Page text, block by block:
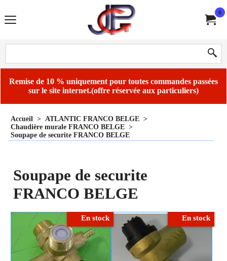
0
Remise de 10 % uniquement pour toutes commandes passées
sur le site internet.(offre réservée aux particuliers)
Accueil > ATLANTIC FRANCO BELGE >
Chaudière murale FRANCO BELGE >
Soupape de securite FRANCO BELGE
Soupape de securite
FRANCO BELGE
En stock En stock